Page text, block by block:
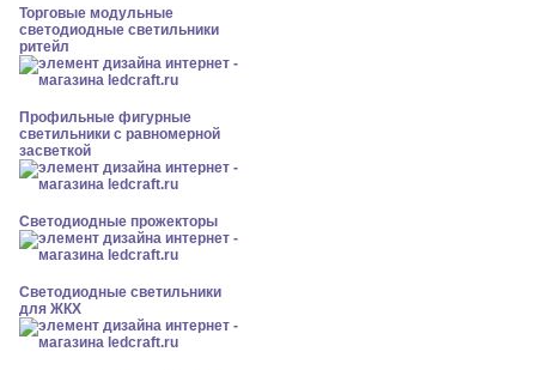
Торговые модульные
светодиодные светильники
ритейл
Профильные фигурные
светильники с равномерной
засветкой
Светодиодные прожекторы
Светодиодные светильники
для ЖКХ